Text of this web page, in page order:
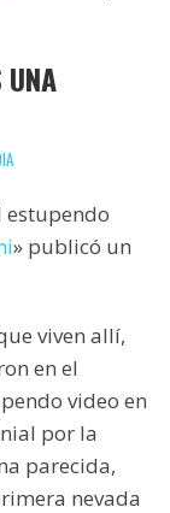
estupendo
» publicó un
viven allí,
en el
video en
por la
parecida,
nevada